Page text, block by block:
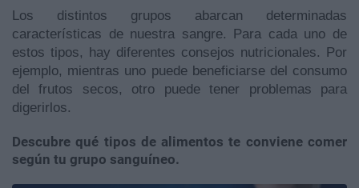
Los distintos grupos abarcan determinadas
características de nuestra sangre. Para cada uno de
estos tipos, hay diferentes consejos nutricionales. Por
ejemplo, mientras uno puede beneficiarse del consumo
del frutos secos, otro puede tener problemas para
digerirlos.
Descubre qué tipos de alimentos te conviene comer
según tu grupo sanguíneo.